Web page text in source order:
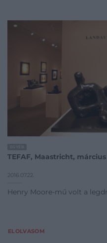
TEFAF, Maastricht, március
2016.07.22.
Henry Moore-mű volt a
ELOLVASOM